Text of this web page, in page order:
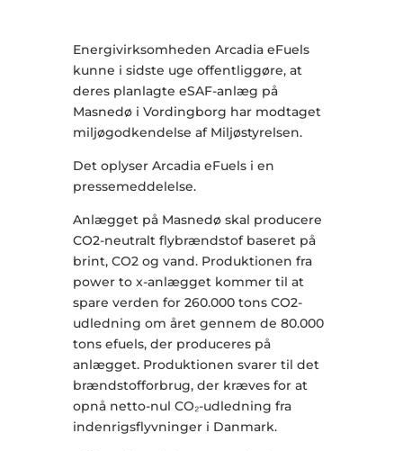
Energivirksomheden Arcadia eFuels
kunne i sidste uge offentliggøre, at
deres planlagte eSAF-anlæg på
Masnedø i Vordingborg har modtaget
miljøgodkendelse af Miljøstyrelsen.
Det oplyser Arcadia eFuels i en
pressemeddelelse.
Anlægget på Masnedø skal producere
CO2-neutralt flybrændstof baseret på
brint, CO2 og vand. Produktionen fra
power to x-anlægget kommer til at
spare verden for 260.000 tons CO2-
udledning om året gennem de 80.000
tons efuels, der produceres på
anlægget. Produktionen svarer til det
brændstofforbrug, der kræves for at
opnå netto-nul CO₂-udledning fra
indenrigsflyvninger i Danmark.